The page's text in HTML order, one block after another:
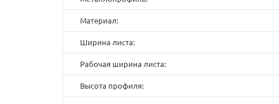
Материал:
Ширина листа:
Рабочая ширина листа:
Высота профиля: